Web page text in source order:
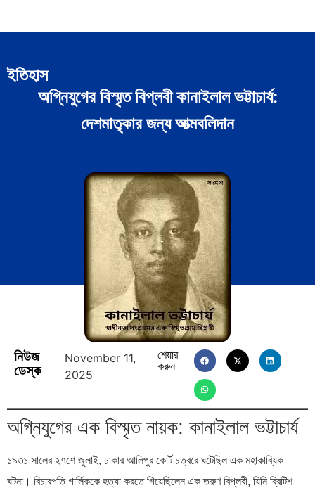
ইতিহাস
অগ্নিযুগের বিস্মৃত বিপ্লবী কানাইলাল ভট্টাচার্য:
দেশমাতৃকার জন্য আত্মবলিদান
নিউজ
ডেস্ক
November 11,
2025
শেয়ার
করুন
অগ্নিযুগের এক বিস্মৃত নায়ক: কানাইলাল ভট্টাচার্য
১৯৩১ সালের ২৭শে জুলাই, ঢাকার আলিপুর কোর্ট চত্বরে ঘটেছিল এক মহাকাব্যিক
ঘটনা। বিচারপতি গার্লিককে হত্যা করতে গিয়েছিলেন এক তরুণ বিপ্লবী, যিনি ব্রিটিশ